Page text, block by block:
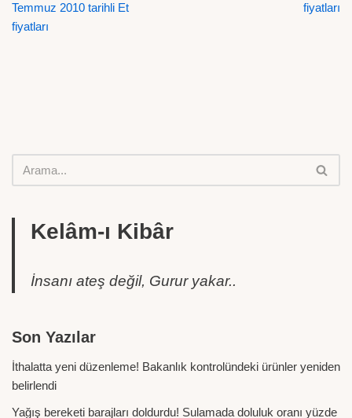
Temmuz 2010 tarihli Et
fiyatları
fiyatları
Kelâm-ı Kibâr
İnsanı ateş değil, Gurur yakar..
Son Yazılar
İthalatta yeni düzenleme! Bakanlık kontrolündeki ürünler yeniden
belirlendi
Yağış bereketi barajları doldurdu! Sulamada doluluk oranı yüzde